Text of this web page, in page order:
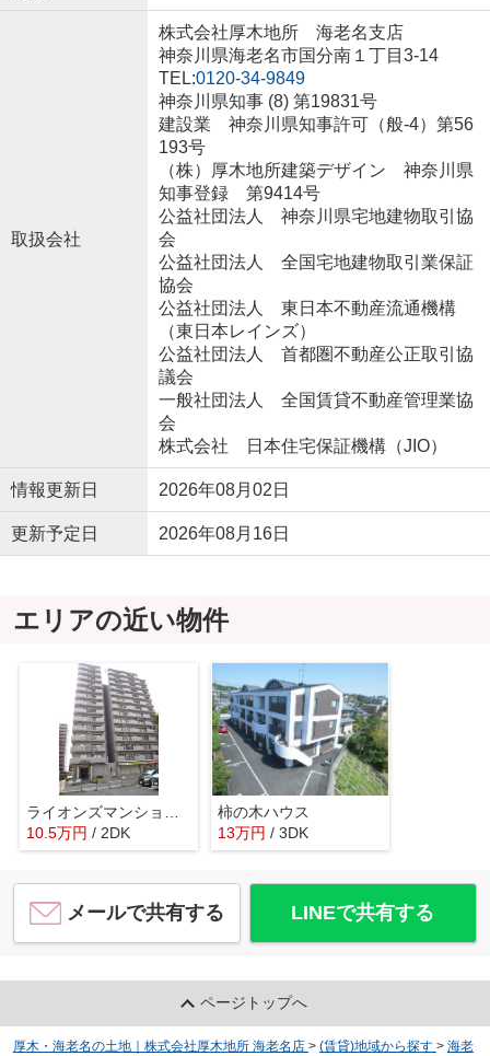
取扱会社
株式会社厚木地所 海老名支店
神奈川県海老名市国分南１丁目3-14
TEL:0120-34-9849
神奈川県知事 (8) 第19831号
建設業 神奈川県知事許可（般-4）第56
193号
（株）厚木地所建築デザイン 神奈川県
知事登録 第9414号
公益社団法人 神奈川県宅地建物取引協
会
公益社団法人 全国宅地建物取引業保証
協会
公益社団法人 東日本不動産流通機構
（東日本レインズ）
公益社団法人 首都圏不動産公正取引協
議会
一般社団法人 全国賃貸不動産管理業協
会
株式会社 日本住宅保証機構（JIO）
情報更新日 2026年08月02日
更新予定日 2026年08月16日
エリアの近い物件
10.5万円 / 2DK
柿の木ハウス
13万円 / 3DK
メールで共有する LINEで共有する
ページトップへ
厚木・海老名の土地｜株式会社厚木地所 海老名店 > (賃貸)地域から探す > 海老